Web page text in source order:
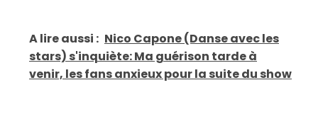
A lire aussi : Nico Capone (Danse avec les
stars) s'inquiète: Ma guérison tarde à
venir, les fans anxieux pour la suite du show